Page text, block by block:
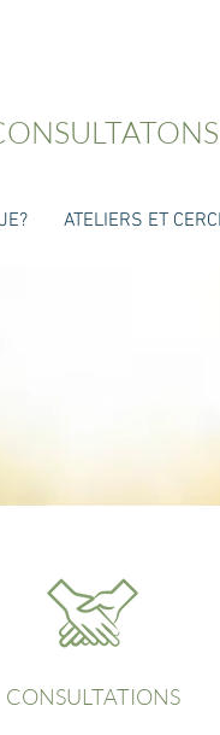
ATELIERS ET
CONSULTATIONS